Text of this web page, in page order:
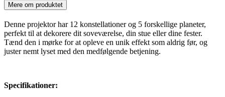
Mere om produktet
Denne projektor har 12 konstellationer og 5 forskellige planeter,
perfekt til at dekorere dit soveværelse, din stue eller dine fester.
Tænd den i mørke for at opleve en unik effekt som aldrig før, og
juster nemt lyset med den medfølgende betjening.
Specifikationer: